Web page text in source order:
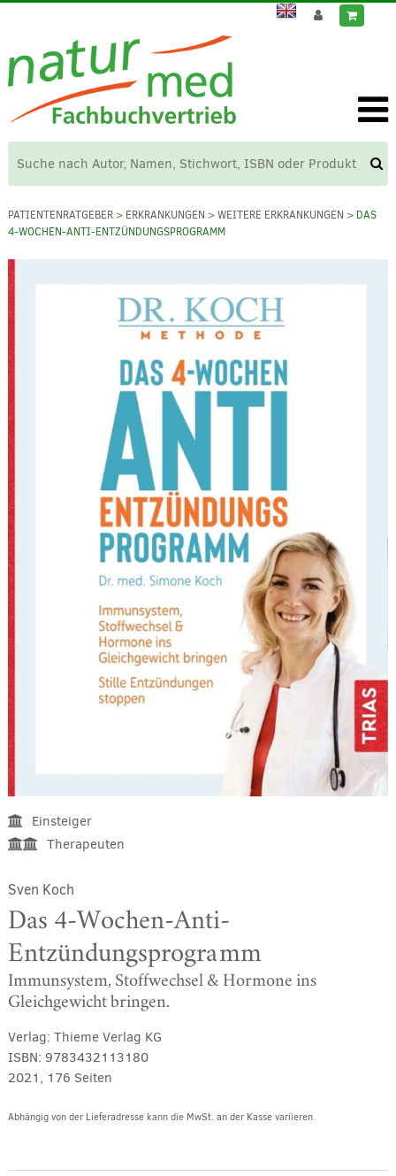
PATIENTENRATGEBER> ERKRANKUNGEN >WEITERE ERKRANKUNGEN > DAS
4-WOCHEN-ANTI-ENTZÜNDUNGSPROGRAMM
Einsteiger
Therapeuten
Sven Koch
Das 4-Wochen-Anti-
Entzündungsprogramm
Immunsystem, Stoffwechsel & Hormone ins
Gleichgewicht bringen.
Verlag: Thieme Verlag KG
ISBN: 9783432113180
2021, 176 Seiten
Abhängig von der Lieferadresse kann die MwSt. an der Kasse variieren.